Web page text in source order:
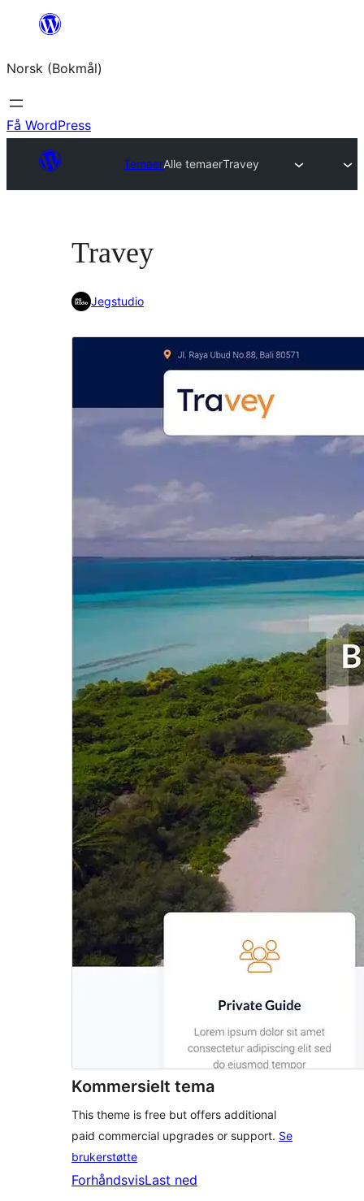
Hopp
innhold
Norsk (Bokmål)
Få WordPress
TemaerAlle temaerTravey
Travey
Jegstudio
Kommersielt tema
This theme is free but offers additional
paid commercial upgrades or support. Se
brukerstøtte
ForhåndsvisLast ned